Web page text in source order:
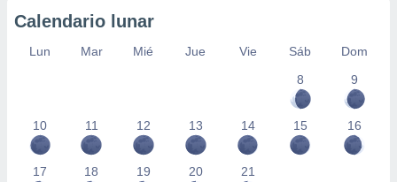
Calendario lunar
Lun Mar Mié Jue Vie Sáb
Dom
8
9
10 11 12 13 14 15 16
17 18 19 20 21